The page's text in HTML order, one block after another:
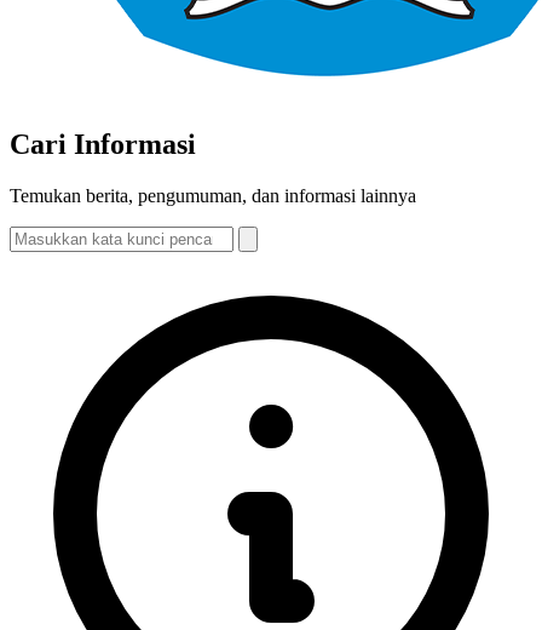
Cari Informasi
Temukan berita, pengumuman, dan informasi lainnya